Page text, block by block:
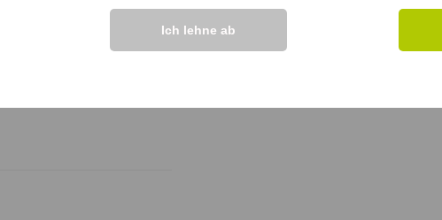
für mich einfach
Ich lehne ab